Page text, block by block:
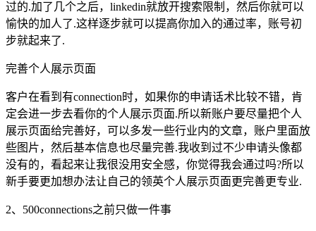
过的.加了几个之后，linkedin就放开搜索限制，然后你就可以
愉快的加人了.这样逐步就可以提高你加入的通过率，账号初
步就起来了.
完善个人展示页面
客户在看到有connection时，如果你的申请话术比较不错，肯
定会进一步去看你的个人展示页面.所以新账户要尽量把个人
展示页面给完善好，可以多发一些行业内的文章，账户里面放
些图片，然后基本信息也尽量完善.我收到过不少申请头像都
没有的，看起来让我很没用安全感，你觉得我会通过吗?所以
新手要更加想办法让自己的领英个人展示页面更完善更专业.
2、500connections之前只做一件事